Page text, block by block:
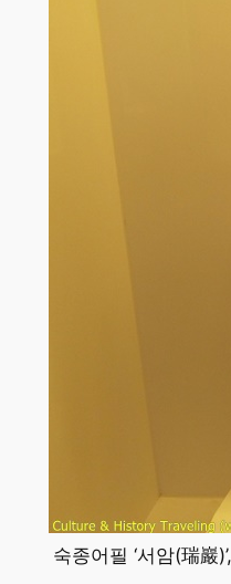
숙종어필 ‘서암(瑞巖